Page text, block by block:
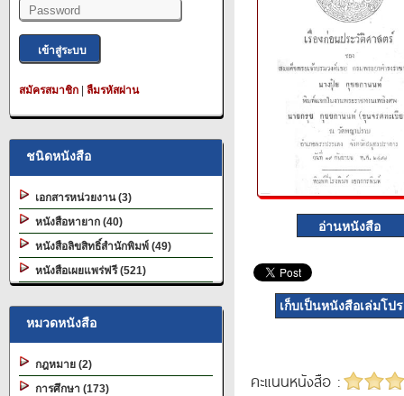
สมัครสมาชิก ลืมรหัสผ่าน
ชนิดหนังสือ
เอกสารหน่วยงาน (3)
หนังสือหายาก (40)
หนังสือลิขสิทธิ์สำนักพิมพ์ (49)
หนังสือเผยแพร่ฟรี (521)
หมวดหนังสือ
กฎหมาย (2)
การศึกษา (173)
เก็บเป็นหนังสือเล่มโป
คะแนนหนังสือ :